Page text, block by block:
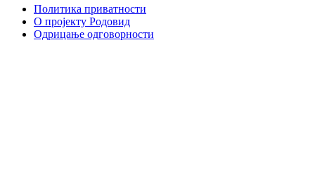
Политика приватности
О пројекту Родовид
Одрицање одговорности